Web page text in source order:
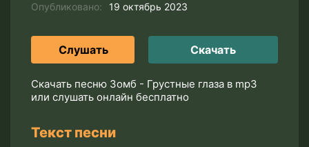
Опубликовано:
19 октябрь 2023
Слушать Скачать
Скачать песню Зомб - Грустные глаза в mp3
или слушать онлайн бесплатно
Текст песни